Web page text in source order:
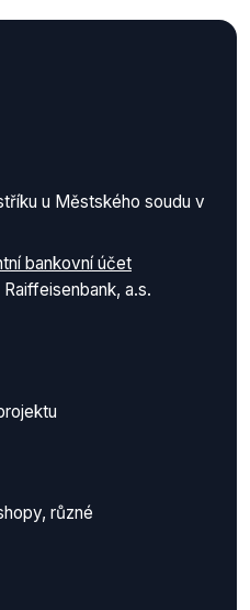
u Městského soudu v
bankovní účet
a.s.
různé